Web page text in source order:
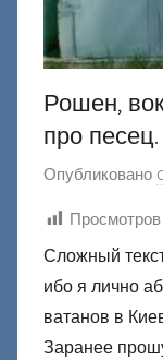
Рошен,
про песец.
Опубликовано
Сложный
ибо я лично
ватанов в
Заранее